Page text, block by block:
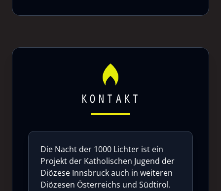
KONTAKT
Die Nacht der 1000 Lichter ist ein
Projekt der Katholischen Jugend der
Diözese Innsbruck auch in weiteren
Diözesen Österreichs und Südtirol.